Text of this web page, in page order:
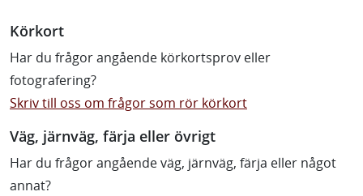
Körkort
Har du frågor angående körkortsprov eller
fotografering?
Skriv till oss om frågor som rör körkort
Väg, järnväg, färja eller övrigt
Har du frågor angående väg, järnväg, färja eller något
annat?